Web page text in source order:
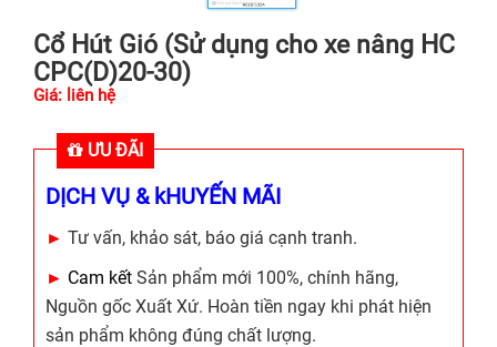
Cổ Hút Gió (Sử dụng cho xe nâng HC
CPC(D)20-30)
Giá: liên hệ
ƯU ĐÃI
DỊCH VỤ & kHUYẾN MÃI
► Tư vấn, khảo sát, báo giá cạnh tranh.
► Cam kết Sản phẩm mới 100%, chính hãng,
Nguồn gốc Xuất Xứ. Hoàn tiền ngay khi phát hiện
sản phẩm không đúng chất lượng.